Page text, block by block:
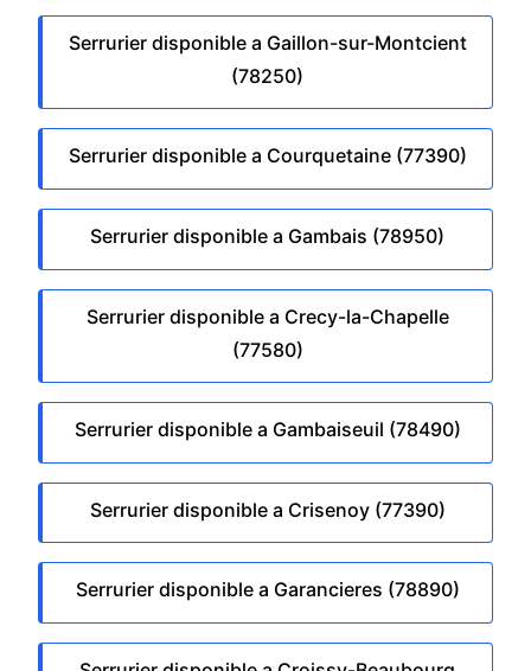
Serrurier disponible a Gaillon-sur-Montcient
(78250)
Serrurier disponible a Courquetaine (77390)
Serrurier disponible a Gambais (78950)
Serrurier disponible a Crecy-la-Chapelle
(77580)
Serrurier disponible a Gambaiseuil (78490)
Serrurier disponible a Crisenoy (77390)
Serrurier disponible a Garancieres (78890)